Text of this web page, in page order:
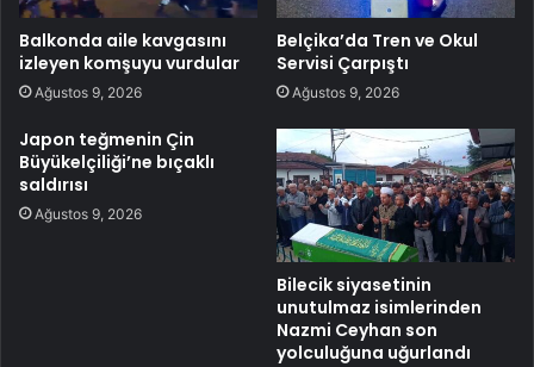
Balkonda aile kavgasını
izleyen komşuyu vurdular
Ağustos 9, 2026
Belçika’da Tren ve Okul
Servisi Çarpıştı
Ağustos 9, 2026
Japon teğmenin Çin
Büyükelçiliği’ne bıçaklı
saldırısı
Ağustos 9, 2026
Bilecik siyasetinin
unutulmaz isimlerinden
Nazmi Ceyhan son
yolculuğuna uğurlandı